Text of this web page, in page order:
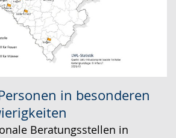
in besonderen
Beratungsstellen in